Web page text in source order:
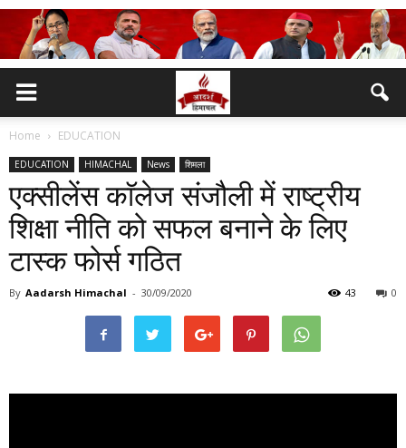
Home EDUCATION
EDUCATION HIMACHAL News शिमला
एक्सीलेंस काॅलेज संजौली में राष्ट्रीय
शिक्षा नीति को सफल बनाने के लिए
टास्क फोर्स गठित
By Aadarsh Himachal - 30/09/2020 0
43